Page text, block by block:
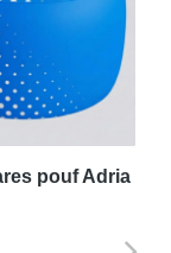
pouf Adria